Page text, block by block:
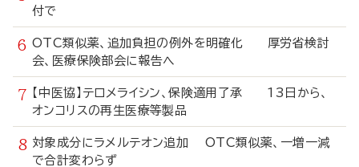
付で
OTC類似薬、追加負担の例外を明確化 厚労省検討
会、医療保険部会に報告へ
【中医協】テロメライシン、保険適用了承 13日から、
オンコリスの再生医療等製品
対象成分にラメルテオン追加 OTC類似薬、一増一減
で合計変わらず